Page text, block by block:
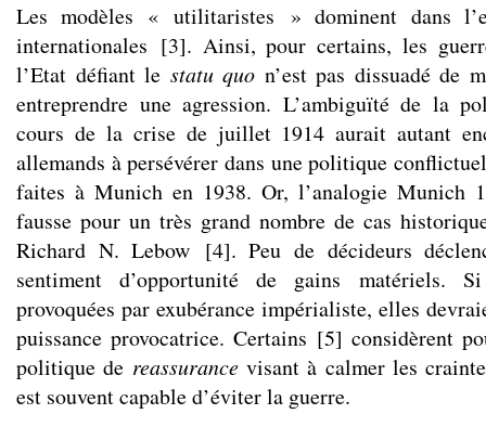
Les modèles « utilitaristes » dominent dans
internationales [3]. Ainsi, pour certains, les
l’Etat défiant le statu quo n’est pas dissuadé de
entreprendre une agression. L’ambiguïté de la
cours de la crise de juillet 1914 aurait autant
allemands à persévérer dans une politique
faites à Munich en 1938. Or, l’analogie Munich
fausse pour un très grand nombre de cas
Richard N. Lebow [4]. Peu de décideurs
sentiment d’opportunité de gains matériels.
provoquées par exubérance impérialiste, elles
puissance provocatrice. Certains [5] considèrent
politique de reassurancevisant à calmer les
est souvent capable d’éviter la guerre.